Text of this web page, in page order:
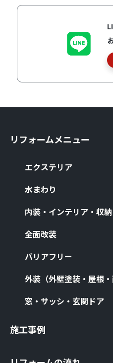
リフォームメニュー
エクステリア
⽔まわり
内装・インテリア・収納
全⾯改装
バリアフリー
外装（外壁塗装・屋根・
窓・サッシ・⽞関ドア
施⼯事例